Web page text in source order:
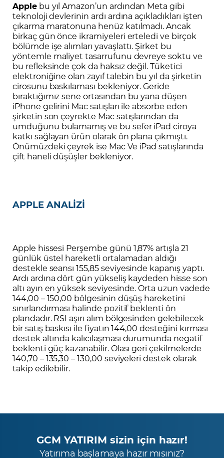
Applebu yıl Amazon’un ardından Meta gibi
teknoloji devlerinin ardı ardına açıkladıkları işten
çıkarma maratonuna henüz katılmadı. Ancak
birkaç gün önce ikramiyeleri erteledi ve birçok
bölümde işe alımları yavaşlattı. Şirket bu
yöntemle maliyet tasarrufunu devreye soktu ve
bu refleksinde çok da haksız değil. Tüketici
elektroniğine olan zayıf talebin bu yıl da şirketin
cirosunu baskılaması bekleniyor. Geride
bıraktığımız sene ortasından bu yana düşen
iPhone gelirini Mac satışları ile absorbe eden
şirketin son çeyrekte Mac satışlarından da
umduğunu bulamamış ve bu sefer iPad ciroya
katkı sağlayan ürün olarak ön plana çıkmıştı.
Önümüzdeki çeyrek ise Mac Ve iPad satışlarında
çift haneli düşüşler bekleniyor.
APPLE ANALİZİ
Apple hissesi Perşembe günü 1,87% artışla 21
günlük üstel hareketli ortalamadan aldığı
destekle seansı 155,85 seviyesinde kapanış yaptı.
Ardı ardına dört gün yükseliş kaydeden hisse son
altı ayın en yüksek seviyesinde. Orta uzun vadede
144,00 – 150,00 bölgesinin düşüş hareketini
sınırlandırması halinde pozitif beklenti ön
plandadır. RSI aşırı alım bölgesinden gelebilecek
bir satış baskısı ile fiyatın 144,00 desteğini kırması
destek altında kalıcılaşması durumunda negatif
beklenti güç kazanabilir. Olası geri çekilmelerde
140,70 – 135,30 – 130,00 seviyeleri destek olarak
takip edilebilir.
GCM YATIRIM sizin için hazır!
Yatırıma başlamaya hazır mısınız?